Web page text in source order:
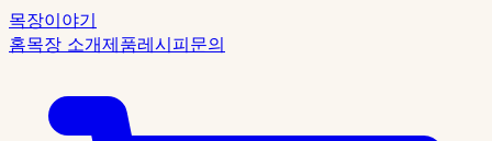
목장이야기
홈목장 소개제품레시피문의